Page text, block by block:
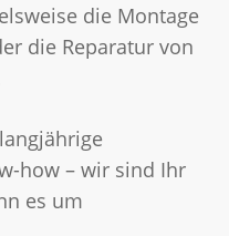
die Montage
die Reparatur von
how – wir sind Ihr
es um